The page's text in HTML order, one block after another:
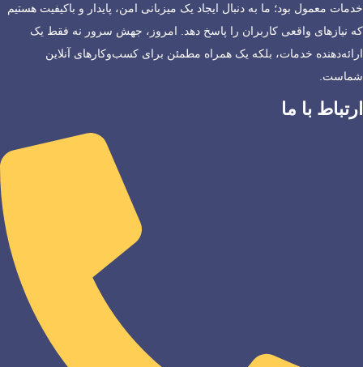
خدمات معمول بود؛ ما به دنبال ایجاد یک میزبانی امن، پایدار و باکیفیت هستیم
که نیازهای واقعی کاربران را پاسخ دهد. امروز، جهش سرور نه فقط یک
ارائه‌دهنده خدمات، بلکه یک همراه مطمئن برای کسب‌وکارهای آنلاین
شماست.
ارتباط با ما